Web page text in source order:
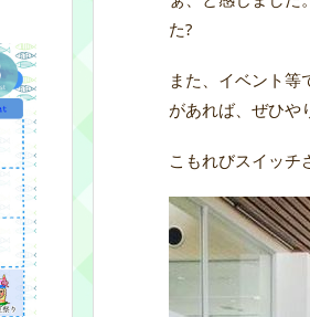
た?
また、イベント等
があれば、ぜひや
こもれびスイッチ